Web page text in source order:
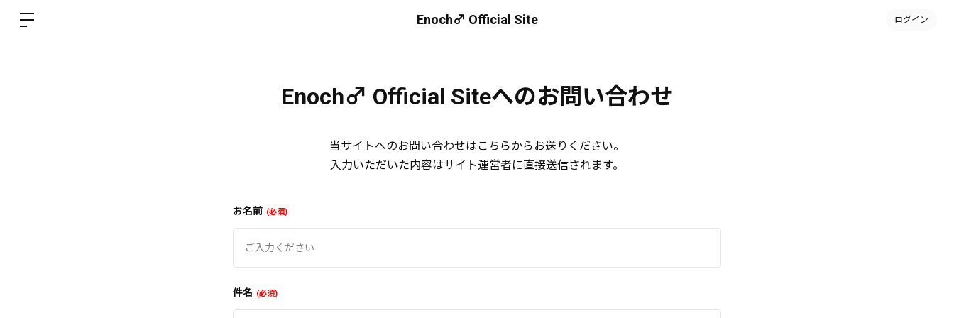
Enoch♂ Official Site ログイン
Enoch♂ Official Siteへのお問い合わせ
当サイトへのお問い合わせはこちらからお送りください。
入力いただいた内容はサイト運営者に直接送信されます。
お名前 必須
件名 必須